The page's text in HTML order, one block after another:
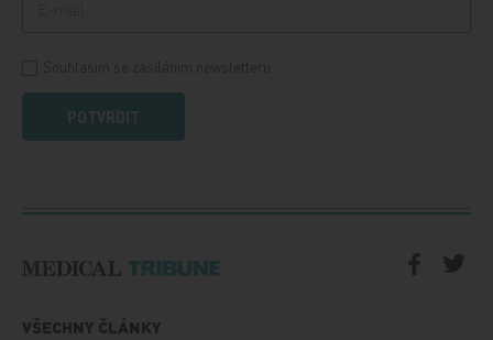
POTVRDIT
VŠECHNY ČLÁNKY